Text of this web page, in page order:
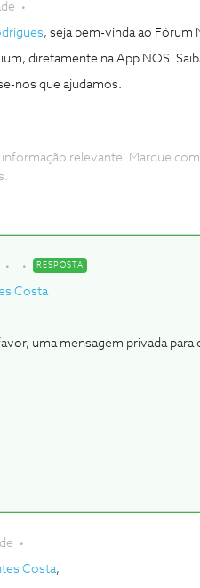
, seja bem-vinda ao Fórum
diretamente na App NOS.
nos que ajudamos.
relevante. Marque
RESPOSTA
Costa
uma mensagem privada para
Costa,